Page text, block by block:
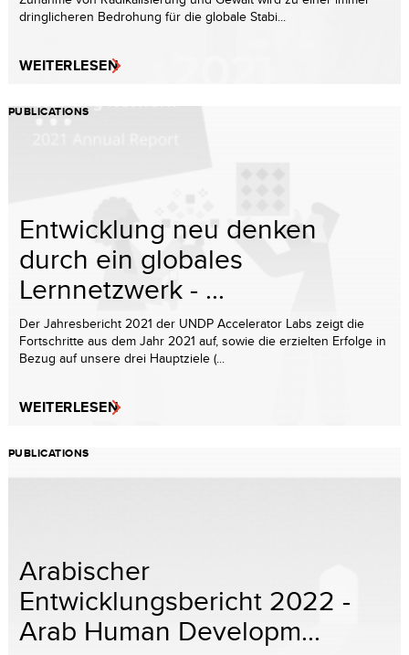
dringlicheren Bedrohung für die globale Stabi...
WEITERLESEN
PUBLICATIONS
Entwicklung neu denken
durch ein globales
Lernnetzwerk - ...
Der Jahresbericht 2021 der UNDP Accelerator Labs zeigt die
Fortschritte aus dem Jahr 2021 auf, sowie die erzielten Erfolge in
Bezug auf unsere drei Hauptziele (...
WEITERLESEN
PUBLICATIONS
Arabischer
Entwicklungsbericht 2022 -
Arab Human Developm...